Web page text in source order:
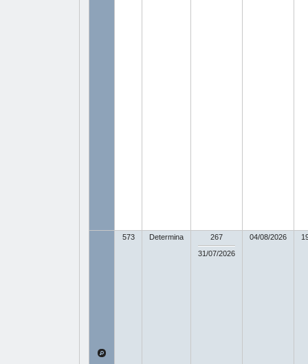
573 Determina
267
31/07/2026
04/08/2026